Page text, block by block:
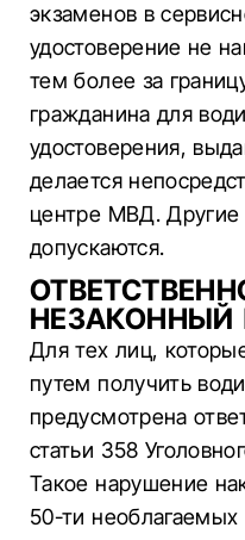
экзаменов в
удостоверение не
тем более за
гражданина для
удостоверения,
делается
центре МВД. Другие
допускаются.
НЕЗАКОННЫЙ
Для тех лиц,
путем получить
предусмотрена
статьи 358
Такое нарушение
50-ти